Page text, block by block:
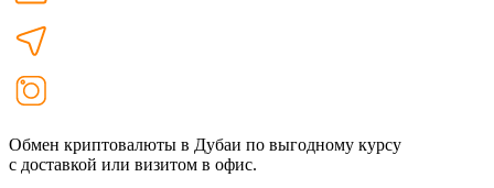
Обмен криптовалюты в Дубаи по выгодному курсу
с доставкой или визитом в офис.